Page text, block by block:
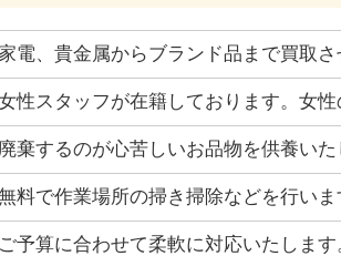
家電、貴金属からブランド品まで買取
性スタッフが在籍しております。女
廃棄するのが心苦しいお品物を供養いた
料で作業場所の掃き掃除などを行いま
ご予算に合わせて柔軟に対応いたします